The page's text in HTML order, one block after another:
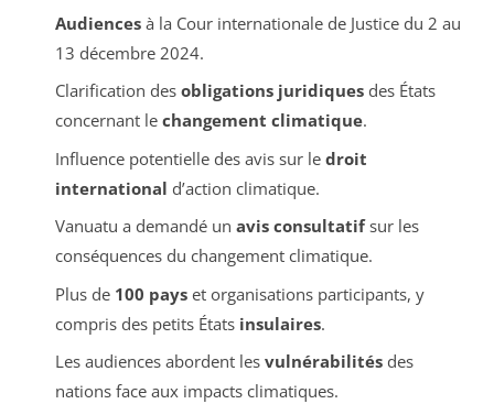
Audiencesà la Cour internationale de Justice du 2 au
13 décembre 2024.
Clarification des obligations juridiquesdes États
concernant le changement climatique.
Influence potentielle des avis sur le droit
international d’action climatique.
Vanuatu a demandé un avis consultatifsur les
conséquences du changement climatique.
Plus de 100 payset organisations participants, y
compris des petits États insulaires.
Les audiences abordent les vulnérabilitésdes
nations face aux impacts climatiques.